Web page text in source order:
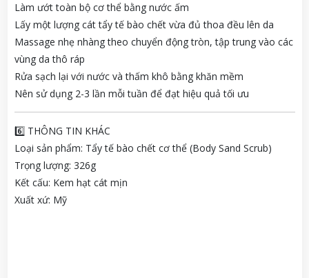
Làm ướt toàn bộ cơ thể bằng nước ấm
Lấy một lượng cát tẩy tế bào chết vừa đủ thoa đều lên da
Massage nhẹ nhàng theo chuyển động tròn, tập trung vào các
vùng da thô ráp
Rửa sạch lại với nước và thấm khô bằng khăn mềm
Nên sử dụng 2-3 lần mỗi tuần để đạt hiệu quả tối ưu
6️⃣ THÔNG TIN KHÁC
Loại sản phẩm: Tẩy tế bào chết cơ thể (Body Sand Scrub)
Trọng lượng: 326g
Kết cấu: Kem hạt cát mịn
Xuất xứ: Mỹ